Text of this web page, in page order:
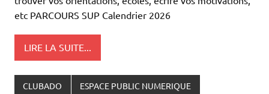
etc PARCOURS SUP Calendrier 2026
LIRE LA SUITE...
CLUBADO ESPACE PUBLIC NUMERIQUE